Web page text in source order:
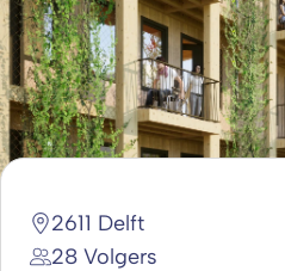
2611 Delft
28 Volgers